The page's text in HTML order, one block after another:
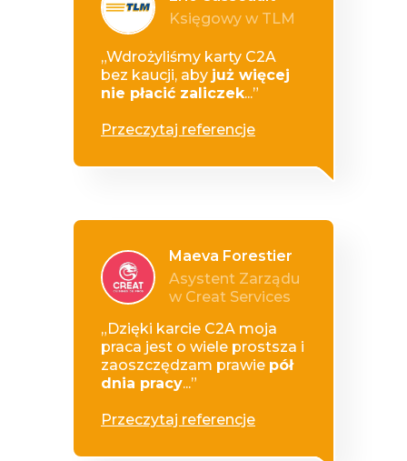
Księgowy w TLM
„Wdrożyliśmy karty C2A
bez kaucji, aby już więcej
nie płacić zaliczek...”
Przeczytaj referencje
Maeva Forestier
Asystent Zarządu
w Creat Services
„Dzięki karcie C2A moja
praca jest o wiele prostsza i
zaoszczędzam prawie pół
dnia pracy...”
Przeczytaj referencje